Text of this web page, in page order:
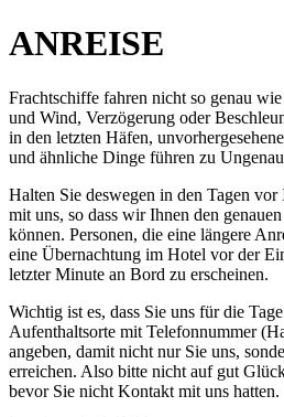
ANREISE
Frachtschiffe fahren nicht so genau
und Wind, Verzögerung oder
in den letzten Häfen,
und ähnliche Dinge führen zu
Halten Sie deswegen in den Tagen
mit uns, so dass wir Ihnen den
können. Personen, die eine längere
eine Übernachtung im Hotel vor der
letzter Minute an Bord zu erscheinen.
Wichtig ist es, dass Sie uns für die
Aufenthaltsorte mit Telefonnummer
angeben, damit nicht nur Sie uns,
erreichen. Also bitte nicht auf gut
bevor Sie nicht Kontakt mit uns hatten.